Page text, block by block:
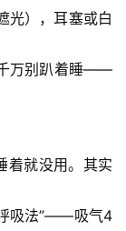
光），耳塞或白
万别趴着睡——
着就没用。其实
吸法”——吸气4